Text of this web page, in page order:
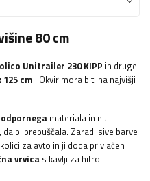
80 cm
Unitrailer 230 KIPP in druge
125 cm . Okvir mora biti na najvišji
materiala in niti
bi prepuščala. Zaradi sive barve
za avto in ji doda privlačen
vrvicas kavlji za hitro